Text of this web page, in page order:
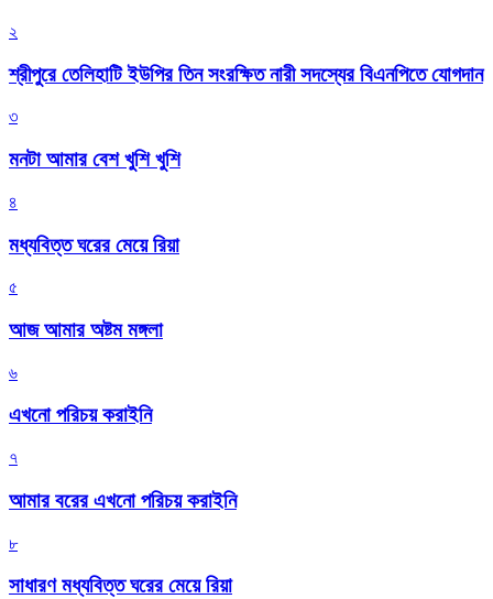
২
শ্রীপুরে তেলিহাটি ইউপির তিন সংরক্ষিত নারী সদস্যের বিএনপিতে যোগদান
৩
মনটা আমার বেশ খুশি খুশি
৪
মধ্যবিত্ত ঘরের মেয়ে রিয়া
৫
আজ আমার অষ্টম মঙ্গলা
৬
এখনো পরিচয় করাইনি
৭
আমার বরের এখনো পরিচয় করাইনি
৮
সাধারণ মধ্যবিত্ত ঘরের মেয়ে রিয়া